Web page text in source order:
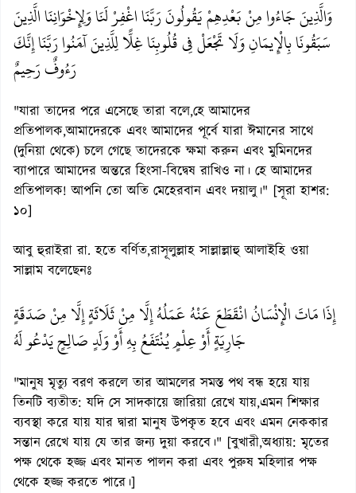
وَالَّذِينَ جَاءُوا مِنْ بَعْدِهِمْ يَقُولُونَ رَبَّنَا اغْفِرْ لَنَا وَلِإِخْوَانِنَا الَّذِينَ
سَبَقُونَا بِالْإِيمَانِ وَلَا تَجْعَلْ فِي قُلُوبِنَا غِلًّا لِلَّذِينَ آَمَنُوا رَبَّنَا إِنَّكَ
رَءُوفٌ رَحِيمٌ
"যারা তাদের পরে এসেছে তারা বলে,হে আমাদের
প্রতিপালক,আমাদেরকে এবং আমাদের পূর্বে যারা ঈমানের সাথে
(দুনিয়া থেকে) চলে গেছে তাদেরকে ক্ষমা করুন এবং মুমিনদের
ব্যাপারে আমাদের অন্তরে হিংসা-বিদ্বেষ রাখিও না। হে আমাদের
প্রতিপালক! আপনি তো অতি মেহেরবান এবং দয়ালু।" [সূরা হাশর:
১০]
আবু হুরাইরা রা. হতে বর্ণিত,রাসূলুল্লাহ সাল্লাল্লাহু আলাইহি ওয়া
সাল্লাম বলেছেনঃ
إِذَا مَاتَ الْإِنْسَانُ انْقَطَعَ عَنْهُ عَمَلُهُ إِلَّا مِنْ ثَلَاثَةٍ إِلَّا مِنْ صَدَقَةٍ
جَارِيَةٍ أَوْ عِلْمٍ يُنْتَفَعُ بِهِ أَوْ وَلَدٍ صَالِحٍ يَدْعُو لَهُ
"মানুষ মৃত্যু বরণ করলে তার আমলের সমস্ত পথ বন্ধ হয়ে যায়
তিনটি ব্যতীত: যদি সে সাদকায়ে জারিয়া রেখে যায়,এমন শিক্ষার
ব্যবস্থা করে যায় যার দ্বারা মানুষ উপকৃত হবে এবং এমন নেককার
সন্তান রেখে যায় যে তার জন্য দুয়া করবে।" [বুখারী,অধ্যায়: মৃতের
পক্ষ থেকে হজ্জ এবং মানত পালন করা এবং পুরুষ মহিলার পক্ষ
থেকে হজ্জ করতে পারে।]